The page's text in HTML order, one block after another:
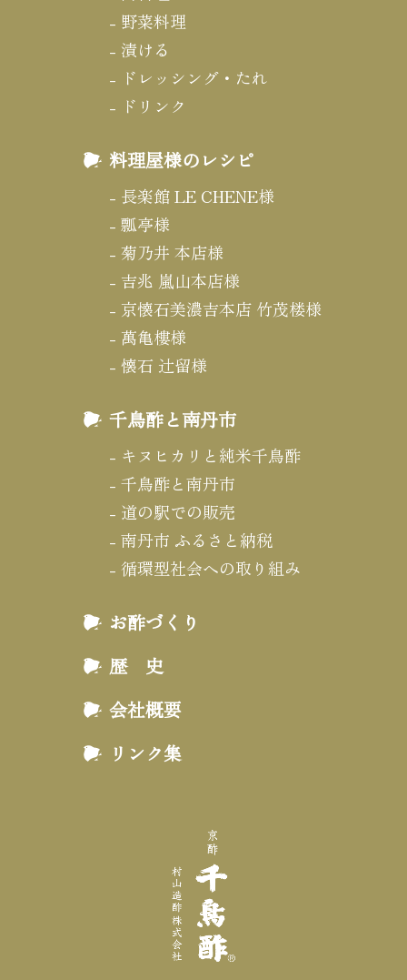
野菜料理
漬ける
ドレッシング・たれ
ドリンク
料理屋様のレシピ
長楽館 LE CHENE様
瓢亭様
菊乃井 本店様
吉兆 嵐山本店様
京懐石美濃吉本店 竹茂楼様
萬亀樓様
懐石 辻留様
千鳥酢と南丹市
キヌヒカリと純米千鳥酢
千鳥酢と南丹市
道の駅での販売
南丹市 ふるさと納税
循環型社会への取り組み
お酢づくり
歴 史
会社概要
リンク集